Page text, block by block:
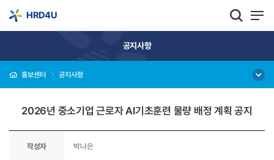
HRD4U
공지사항
홍보센터 공지사항
2026년 중소기업 근로자 AI기초훈련 물량 배정 계획 공지
작성자 박나은